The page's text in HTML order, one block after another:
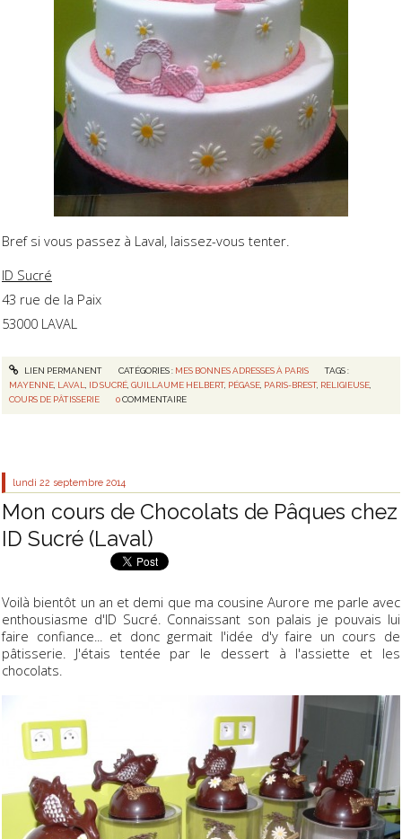
Bref si vous passez à Laval, laissez-vous tenter.
ID Sucré
43 rue de la Paix
53000 LAVAL
LIEN PERMANENT CATÉGORIES : MES BONNES ADRESSES À PARIS
TAGS :
MAYENNE LAVAL ID SUCRÉ ,GUILLAUME HELBERT, PÉGASE PARIS-BREST, RELIGIEUSE
COURS DE PÂTISSERIE
0 COMMENTAIRE
lundi 22 septembre 2014
Mon cours de Chocolats de Pâques chez
ID Sucré (Laval)
Voilà bientôt un an et demi que ma cousine Aurore me parle avec
enthousiasme d'ID Sucré. Connaissant son palais je pouvais lui
faire confiance... et donc germait l'idée d'y faire un cours de
pâtisserie. J'étais tentée par le dessert à l'assiette et les
chocolats.